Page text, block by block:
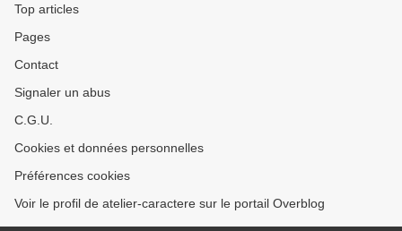
Top articles
Pages
Contact
Signaler un abus
C.G.U.
Cookies et données personnelles
Préférences cookies
Voir le profil de atelier-caractere sur le portail Overblog